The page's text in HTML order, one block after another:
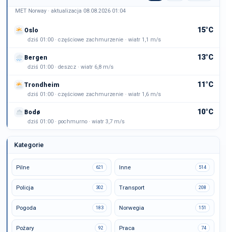
MET Norway · aktualizacja 08.08.2026 01:04
Oslo 15°C
dziś 01:00 · częściowe zachmurzenie · wiatr 1,1 m/s
Bergen 13°C
dziś 01:00 · deszcz · wiatr 6,8 m/s
Trondheim 11°C
dziś 01:00 · częściowe zachmurzenie · wiatr 1,6 m/s
Bodø 10°C
dziś 01:00 · pochmurno · wiatr 3,7 m/s
Kategorie
Pilne 621 Inne 514
Policja 302 Transport 208
Pogoda 183 Norwegia 151
Pożary 92 Praca 74